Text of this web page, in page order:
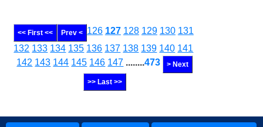
<< First << Prev < 126 127 128 129 130 131
132 133 134 135 136 137 138 139 140 141
142 143 144 145 146 147 ........473 > Next
>> Last >>